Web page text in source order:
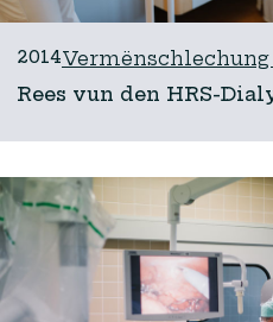
2014
Rees vun den HRS-